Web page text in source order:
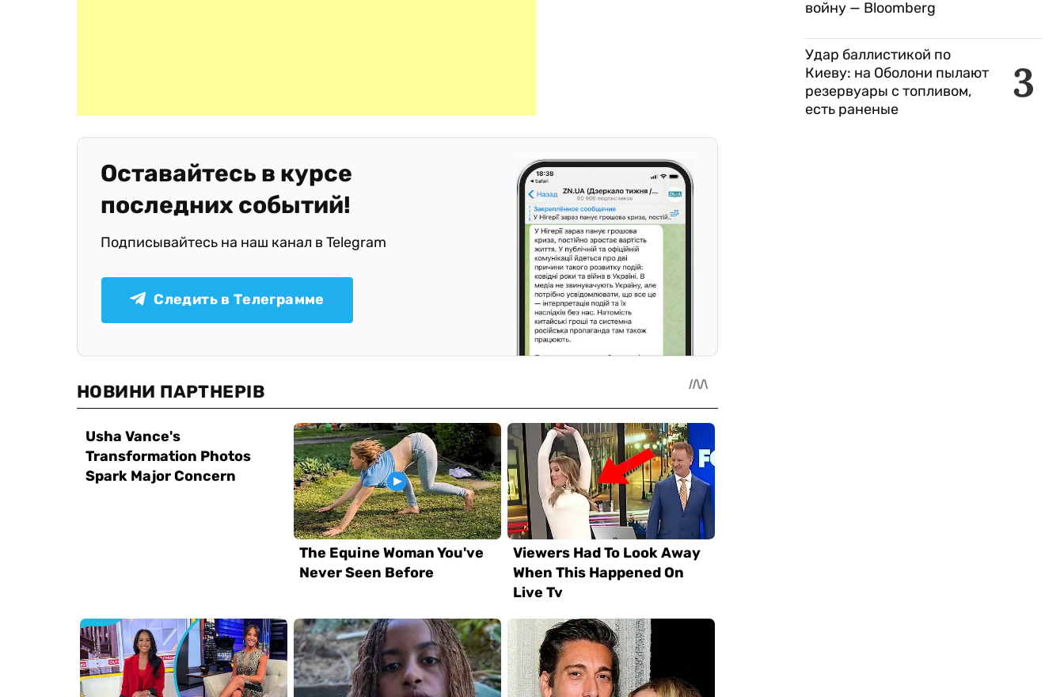
Оставайтесь в курсе
последних событий!
Подписывайтесь на наш канал в Telegram
Следить в Телеграмме
войну — Bloomberg
3
Удар баллистикой по
Киеву: на Оболони пылают
резервуары с топливом,
есть раненые